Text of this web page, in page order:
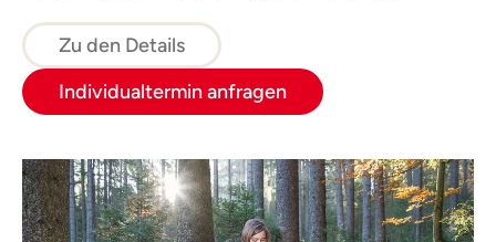
entzünden wir ein Feuer im Schnee und
genießen die wohlige Wärme bei einer Tasse
Tee.
Zu den Details
Individualtermin anfragen